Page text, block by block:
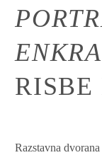
Razstavna